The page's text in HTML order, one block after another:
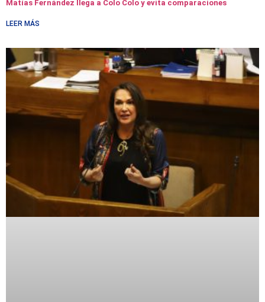
Matías Fernández llega a Colo Colo y evita comparaciones
LEER MÁS